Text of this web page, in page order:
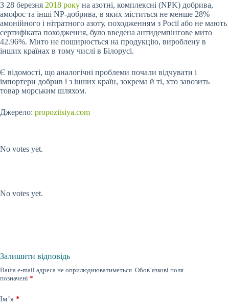
З 28 березня 2018 року на азотні, комплексні (NPK) добрива,
амофос та інші NP-добрива, в яких міститься не менше 28%
амонійного і нітратного азоту, походженням з Росії або не мають
сертифіката походження, було введена антидемпінгове мито
42.96%. Мито не поширюється на продукцію, вироблену в
інших країнах в тому числі в Білорусі.
Є відомості, що аналогічні проблеми почали відчувати і
імпортери добрив і з інших країн, зокрема й ті, хто завозить
товар морським шляхом.
Джерело: propozitsiya.com
No votes yet.
No votes yet.
Залишити відповідь
Ваша e-mail адреса не оприлюднюватиметься. Обов’язкові поля
позначені *
Ім’я *